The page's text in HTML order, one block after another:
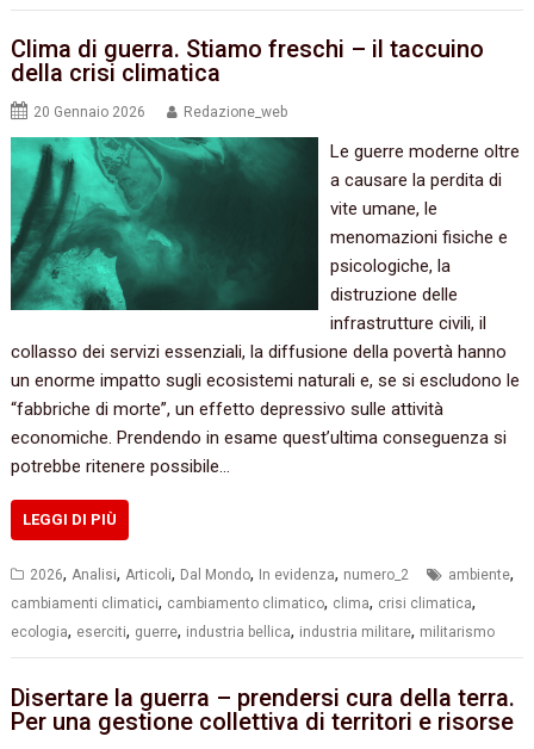
Clima di guerra. Stiamo freschi – il taccuino
della crisi climatica
20 Gennaio 2026 Redazione_web
Le guerre moderne oltre
a causare la perdita di
vite umane, le
menomazioni fisiche e
psicologiche, la
distruzione delle
infrastrutture civili, il
collasso dei servizi essenziali, la diffusione della povertà hanno
un enorme impatto sugli ecosistemi naturali e, se si escludono le
“fabbriche di morte”, un effetto depressivo sulle attività
economiche. Prendendo in esame quest’ultima conseguenza si
potrebbe ritenere possibile…
LEGGI DI PIÙ
2026,Analisi,Articoli, Dal Mondo, In evidenza, numero_2 ambiente,
cambiamenti climatici, cambiamento climatico, clima, crisi climatica,
ecologia, eserciti, guerre, industria bellica, industria militare, militarismo
Disertare la guerra – prendersi cura della terra.
Per una gestione collettiva di territori e risorse